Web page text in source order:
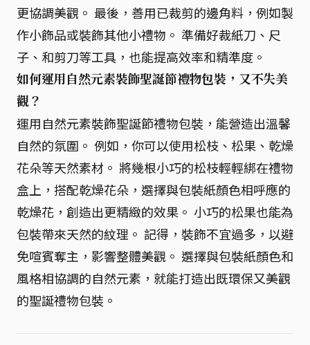
更協調美觀。 最後，善用已裁剪的邊角料，例如製
作小飾品或裝飾其他小禮物。 準備好裁紙刀、尺
子、和剪刀等工具，也能提高效率和精準度。
如何運用自然元素裝飾聖誕節禮物包裝，又不失美
觀？
運用自然元素裝飾聖誕節禮物包裝，能營造出溫馨
自然的氛圍。 例如，你可以使用松枝、松果、乾燥
花朵等天然素材。 將幾根小巧的松枝輕輕綁在禮物
盒上，搭配乾燥花朵，選擇與包裝紙顏色相呼應的
乾燥花，創造出更精緻的效果。 小巧的松果也能為
包裝帶來天然的紋理。 記得，裝飾不宜過多，以避
免喧賓奪主，影響整體美觀。 選擇與包裝紙顏色和
風格相協調的自然元素，就能打造出既環保又美觀
的聖誕禮物包裝。